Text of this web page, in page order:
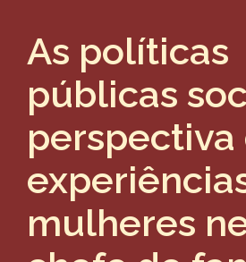
As políticas
públicas
perspectiva
mulheres